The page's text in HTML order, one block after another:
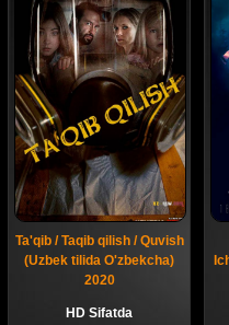
Ta'qib / Taqib qilish / Quvish
(Uzbek tilida O'zbekcha)
2020
HD Sifatda